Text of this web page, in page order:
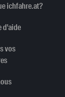
ichfahre.at?
d'aide
vos